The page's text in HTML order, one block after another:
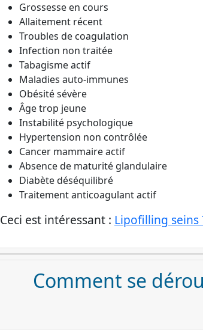
Grossesse en cours
Allaitement récent
Troubles de coagulation
Infection non traitée
Tabagisme actif
Maladies auto-immunes
Obésité sévère
Âge trop jeune
Instabilité psychologique
Hypertension non contrôlée
Cancer mammaire actif
Absence de maturité glandulaire
Diabète déséquilibré
Traitement anticoagulant actif
Ceci est intéressant : Lipofilling seins
Comment se